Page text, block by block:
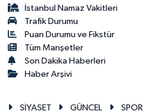
İstanbul Namaz Vakitleri
Trafik Durumu
Puan Durumu ve Fikstür
Tüm Manşetler
Son Dakika Haberleri
Haber Arşivi
SİYASET GÜNCEL SPOR